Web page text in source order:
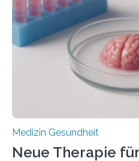
Herzbelastung und des
Rhythmusstörungen
hypertrophe
erblich bedingte
sich die linke Herzkammer
stark kontrahiert…
Medizin Gesundheit
Neue Therapie